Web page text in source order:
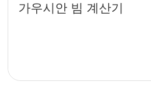
가우시안 빔 계산기